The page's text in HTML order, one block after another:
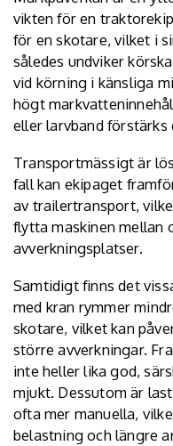
vikten för en
för en skotare, vilket i
således undviker
vid körning i känsliga
högt
eller larvband
Transportmässigt är
fall kan ekipaget
av trailertransport,
flytta maskinen mellan
avverkningsplatser.
Samtidigt finns det
med kran rymmer
skotare, vilket kan
större avverkningar.
inte heller lika god,
mjukt. Dessutom är
ofta mer manuella,
belastning och längre